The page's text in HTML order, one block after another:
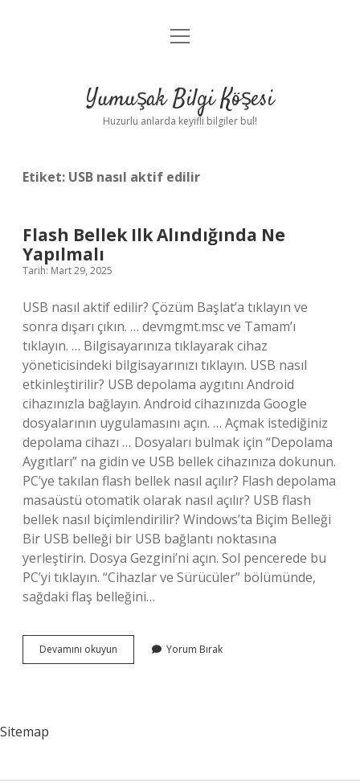
Anasayfa
Yasal Uyarı
menüyü
Yumuşak Bilgi Köşesi
Huzurlu anlarda keyifli bilgiler bul!
Etiket: USB nasıl aktif edilir
Flash Bellek Ilk Alındığında Ne
Yapılmalı
Tarih: Mart 29, 2025
USB nasıl aktif edilir? Çözüm Başlat’a tıklayın ve
sonra dışarı çıkın. … devmgmt.msc ve Tamam’ı
tıklayın. … Bilgisayarınıza tıklayarak cihaz
yöneticisindeki bilgisayarınızı tıklayın. USB nasıl
etkinleştirilir? USB depolama aygıtını Android
cihazınızla bağlayın. Android cihazınızda Google
dosyalarının uygulamasını açın. … Açmak istediğiniz
depolama cihazı … Dosyaları bulmak için “Depolama
Aygıtları” na gidin ve USB bellek cihazınıza dokunun.
PC’ye takılan flash bellek nasıl açılır? Flash depolama
masaüstü otomatik olarak nasıl açılır? USB flash
bellek nasıl biçimlendirilir? Windows’ta Biçim Belleği
Bir USB belleği bir USB bağlantı noktasına
yerleştirin. Dosya Gezgini’ni açın. Sol pencerede bu
PC’yi tıklayın. “Cihazlar ve Sürücüler” bölümünde,
sağdaki flaş belleğini…
Devamını okuyun
Bellek
Yorum Bırak
Sitemap